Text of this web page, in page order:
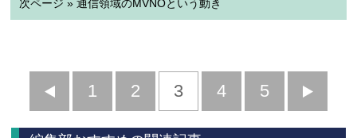
次ページ » 通信領域のMVNOという動き
前
へ
1 2 3 4 5
へ